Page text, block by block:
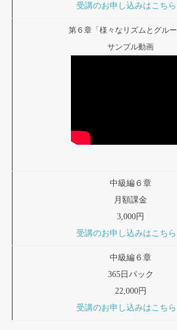
受講のお申し込みはこちら
第６章「様々なリズムとグルー
サンプル動画
中級編６章
月額課金
3,000円
受講のお申し込みはこちら
中級編６章
365日パック
22,000円
受講のお申し込みはこちら